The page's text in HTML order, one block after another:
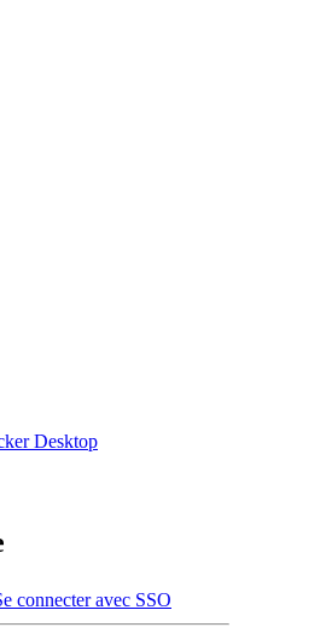
Desktop
connecter avec SSO